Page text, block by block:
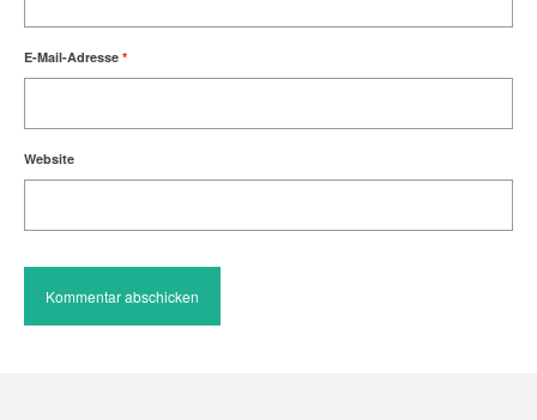
E-Mail-Adresse *
Website